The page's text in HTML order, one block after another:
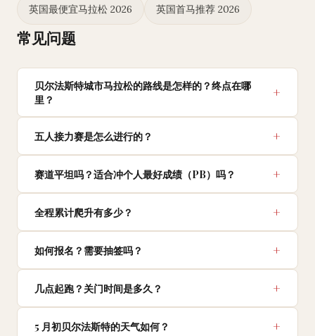
英国最便宜马拉松 2026 英国首马推荐 2026
常见问题
贝尔法斯特城市马拉松的路线是怎样的？终点在哪
里？
五人接力赛是怎么进行的？
赛道平坦吗？适合冲个人最好成绩（PB）吗？
全程累计爬升有多少？
如何报名？需要抽签吗？
几点起跑？关门时间是多久？
5 月初贝尔法斯特的天气如何？